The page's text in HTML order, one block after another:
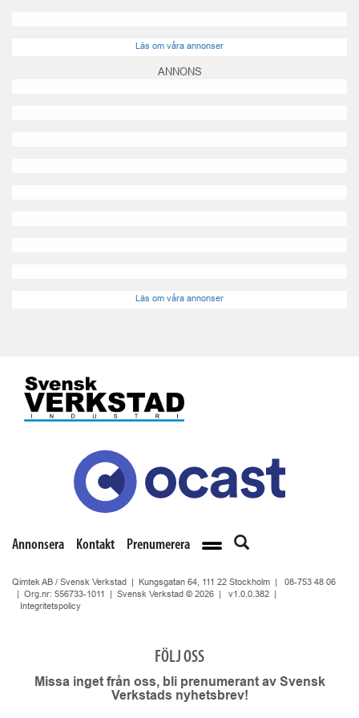
Läs om våra annonser
ANNONS
Läs om våra annonser
Annonsera Kontakt Prenumerera
Qimtek AB / Svensk Verkstad | Kungsgatan 64, 111 22 Stockholm | 08-753 48 06
| Org.nr: 556733-1011 | Svensk Verkstad © 2026 | v1.0.0.382
Integritetspolicy
FÖLJ OSS
Missa inget från oss, bli prenumerant av Svensk
Verkstads nyhetsbrev!